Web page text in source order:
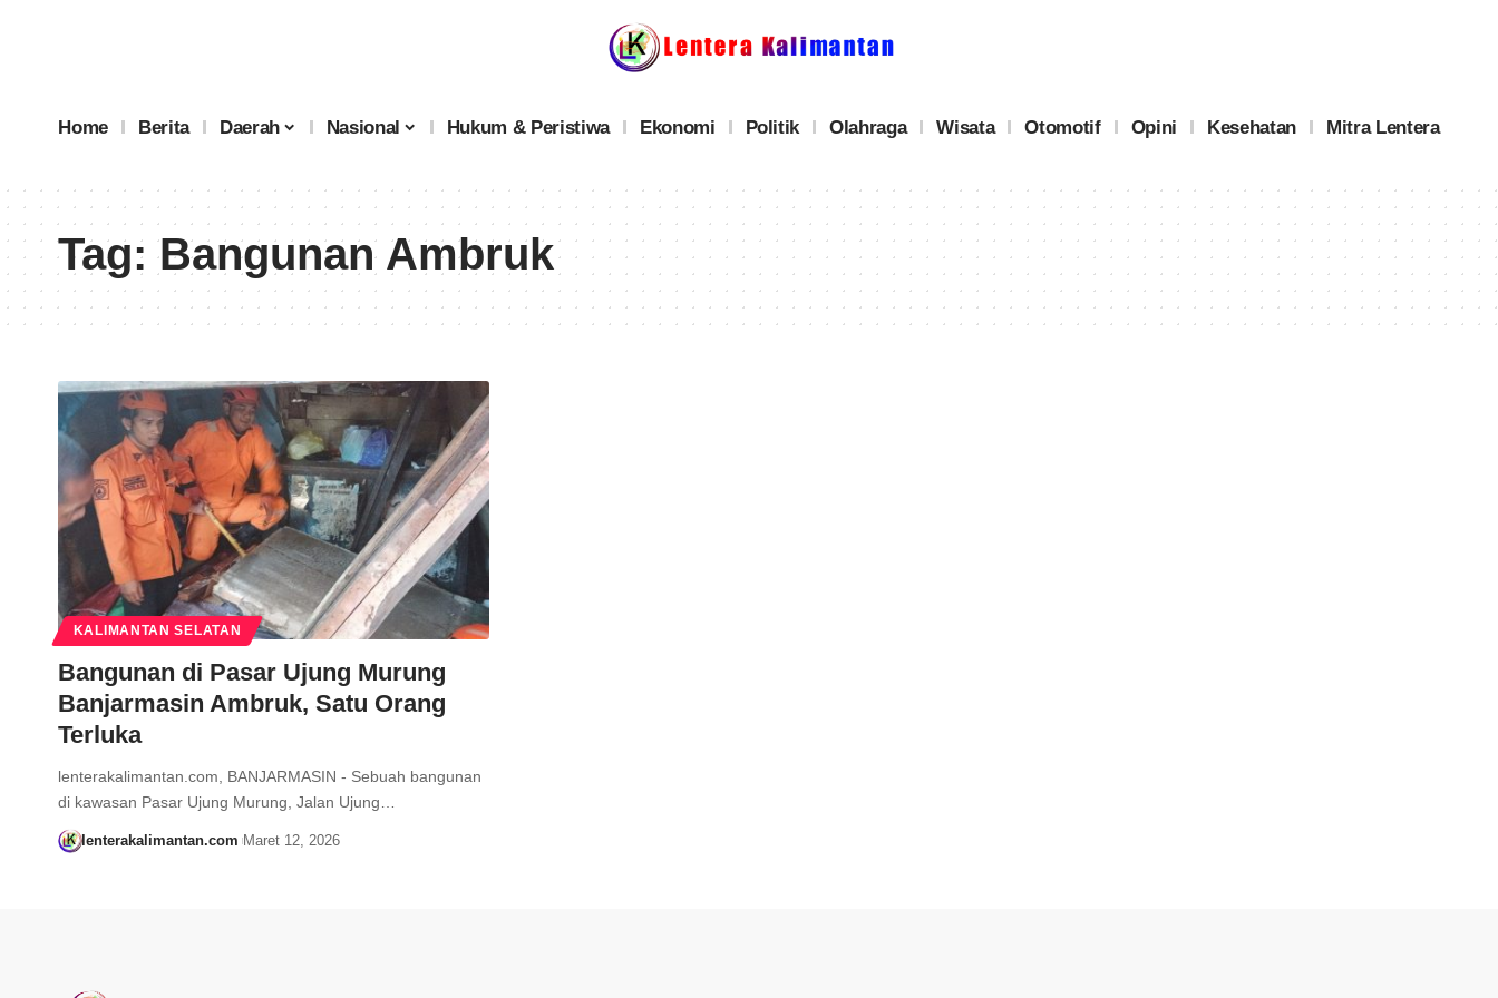
Home Berita Daerah Nasional Hukum & Peristiwa Ekonomi Politik Olahraga Wisata Otomotif Opini Kesehatan Mitra Lentera
Tag:Bangunan Ambruk
KALIMANTAN SELATAN
Bangunan di Pasar Ujung Murung
Banjarmasin Ambruk, Satu Orang
Terluka
lenterakalimantan.com, BANJARMASIN - Sebuah bangunan
di kawasan Pasar Ujung Murung, Jalan Ujung…
lenterakalimantan.com Maret 12, 2026